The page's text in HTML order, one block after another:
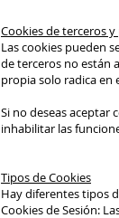
Cookies de terceros
Las cookies pueden
de terceros no están
propia solo radica en
Si no deseas aceptar
inhabilitar las
Tipos de Cookies
Hay diferentes tipos
Cookies de Sesión: